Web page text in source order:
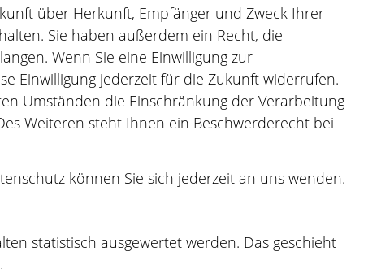
über Herkunft, Empfänger und Zweck Ihrer
Sie haben außerdem ein Recht, die
Wenn Sie eine Einwilligung zur
Einwilligung jederzeit für die Zukunft widerrufen.
Umständen die Einschränkung der Verarbeitung
Weiteren steht Ihnen ein Beschwerderecht bei
können Sie sich jederzeit an uns wenden.
statistisch ausgewertet werden. Das geschieht